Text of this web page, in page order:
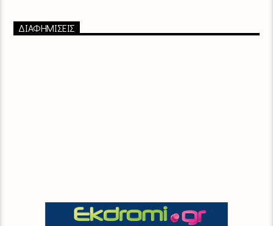
ΔΙΑΦΗΜΙΣΕΙΣ